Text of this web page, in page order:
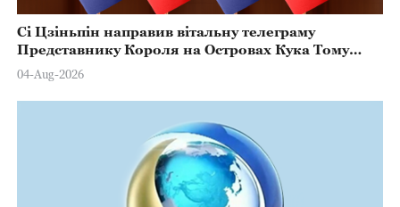
Сі Цзіньпін направив вітальну телеграму
Представнику Короля на Островах Кука Тому
Марстерсу з нагоди Дня Конституції
04-Aug-2026